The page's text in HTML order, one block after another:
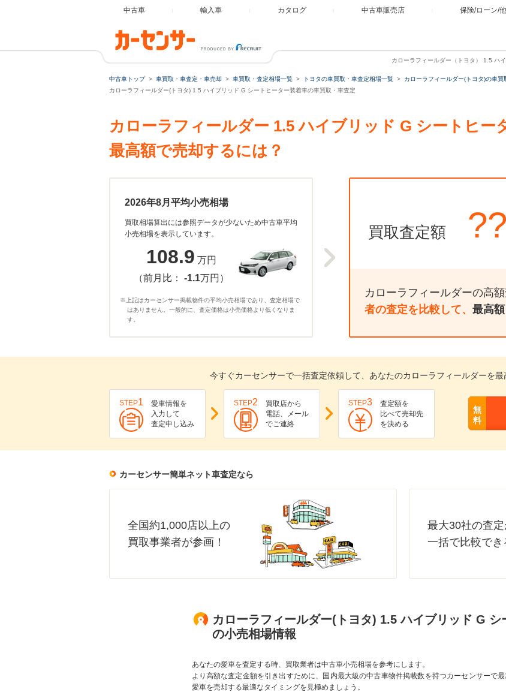
中古車 輸入車 カタログ 中古車販売店 保険/ローン/他
カローラフィールダー（トヨタ） 1.5 ハ
中古車トップ 車買取・車査定・車売却 車買取・査定相場一覧 トヨタの車買取・車査定相場一覧
カローラフィールダー(トヨタ)の車買
カローラフィールダー(トヨタ) 1.5 ハイブリッド G シートヒーター装着車の車買取・車査定
カローラフィールダー 1.5 ハイブリッド G シートヒー
最高額で売却するには？
2026年8月平均小売相場
買取相場算出には参照データが少ないため中古車平均
小売相場を表示しています。
108.9 万円
（前月比： -1.1万円）
※上記はカーセンサー掲載物件の平均小売相場であり、査定相場で
はありません。一般的に、査定価格は小売価格より低くなりま
す。
買取査定額
カローラフィールダーの高額
者の査定を比較して、 最高
今すぐカーセンサーで一括査定依頼して、あなたのカローラフィールダーを最
STEP1
愛車情報を
入力して
査定申し込み
STEP2
買取店から
電話、メール
でご連絡
STEP3
査定額を
比べて売却先
を決める
無
料
カーセンサー簡単ネット車査定なら
全国約1,000店以上の
買取事業者が参画！
最大30社の査
一括で比較でき
カローラフィールダー(トヨタ) 1.5 ハイブリッド G シ
の小売相場情報
あなたの愛車を査定する時、買取業者は中古車小売相場を参考にします。
より高額な査定金額を引き出すために、国内最大級の中古車物件掲載数を持つカーセンサーで最
愛車を売却する最適なタイミングを見極めましょう。